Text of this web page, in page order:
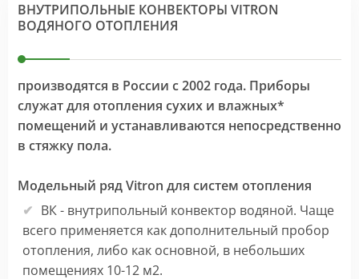
ВНУТРИПОЛЬНЫЕ КОНВЕКТОРЫ VITRON
ВОДЯНОГО ОТОПЛЕНИЯ
производятся в России с 2002 года. Приборы
служат для отопления сухих и влажных*
помещений и устанавливаются непосредственно
в стяжку пола.
Модельный ряд Vitron для систем отопления
ВК - внутрипольный конвектор водяной. Чаще
всего применяется как дополнительный пробор
отопления, либо как основной, в небольших
помещениях 10-12 м2.